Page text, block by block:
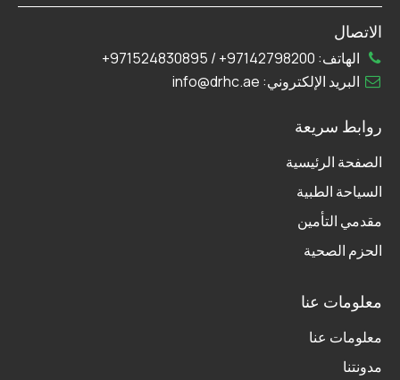
معلومات عنا
معلومات عنا
مدونتنا
روابط سريعة
الصفحة الرئيسية
السياحة الطبية
مقدمي التأمين
الحزم الصحية
الاتصال
الهاتف: 97142798200+
/
971524830895+
البريد الإلكتروني: info@drhc.ae